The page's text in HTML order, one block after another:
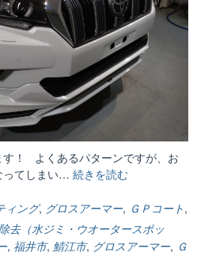
す！ よくあるパターンですが、お
ってしまい… 続きを読む
も。。。”
ィング, グロスアーマー, ＧＰコート,
去（水ジミ・ウオータースポッ
, 福井市, 鯖江市, グロスアーマー, Ｇ